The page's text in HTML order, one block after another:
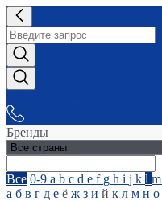
Бренды
Все 0-9 a b c d e f g h i j k l m
а б в г д е ё ж з и й к л м н о